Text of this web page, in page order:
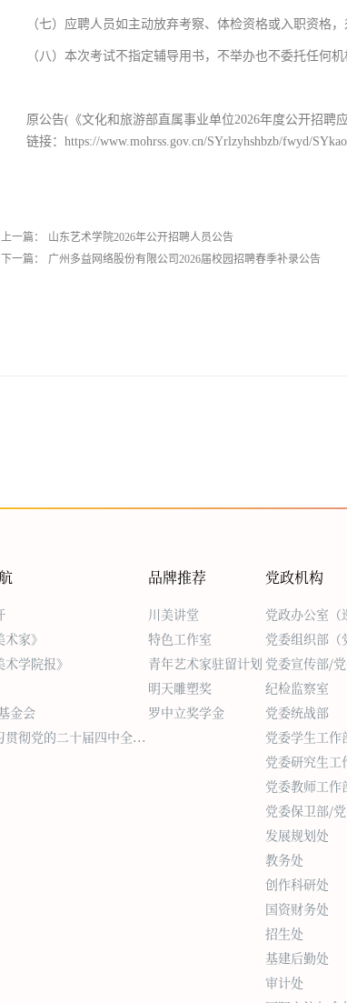
（七）应聘人员如主动放弃考察、体检资格或入职资格，
（八）本次考试不指定辅导用书，不举办也不委托任何机
原公告(《文化和旅游部直属事业单位2026年度公开招聘
链接： https://www.mohrss.gov.cn/SYrlzyhshbzb/fwyd/
上一篇：
山东艺术学院2026年公开招聘人员公告
下一篇：
广州多益网络股份有限公司2026届校园招聘春季补录公告